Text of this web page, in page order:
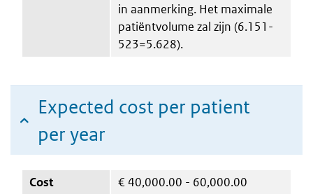
in aanmerking. Het maximale
patiëntvolume zal zijn (6.151-
523=5.628).
Expected cost per patient
per year
Cost € 40,000.00 - 60,000.00